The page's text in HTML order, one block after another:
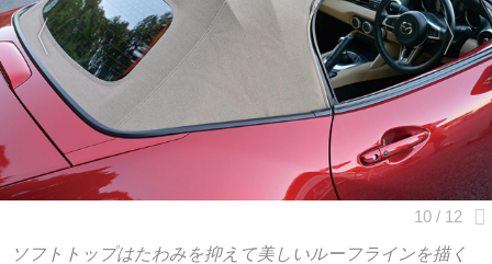
ソフトトップはたわみを抑えて美しいルーフラインを描く